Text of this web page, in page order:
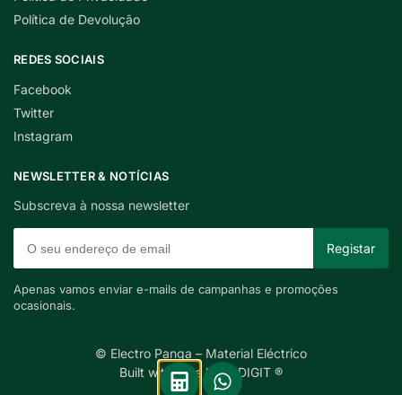
Política de Devolução
REDES SOCIAIS
Facebook
Twitter
Instagram
NEWSLETTER & NOTÍCIAS
Subscreva à nossa newsletter
Apenas vamos enviar e-mails de campanhas e promoções
ocasionais.
© Electro Panga – Material Eléctrico
Built with care by INDIGIT ®